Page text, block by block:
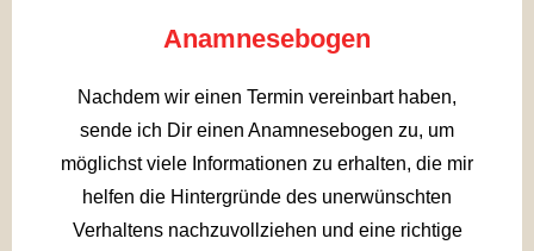
Anamnesebogen
Nachdem wir einen Termin vereinbart haben,
sende ich Dir einen Anamnesebogen zu, um
möglichst viele Informationen zu erhalten, die mir
helfen die Hintergründe des unerwünschten
Verhaltens nachzuvollziehen und eine richtige